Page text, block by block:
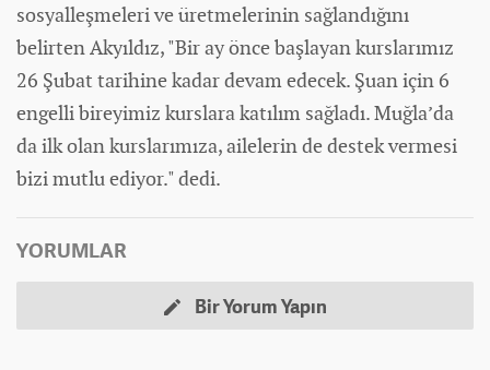
sosyalleşmeleri ve üretmelerinin sağlandığını
belirten Akyıldız, "Bir ay önce başlayan kurslarımız
26 Şubat tarihine kadar devam edecek. Şuan için 6
engelli bireyimiz kurslara katılım sağladı. Muğla’da
da ilk olan kurslarımıza, ailelerin de destek vermesi
bizi mutlu ediyor." dedi.
YORUMLAR
Bir Yorum Yapın